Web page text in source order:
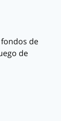
de
de